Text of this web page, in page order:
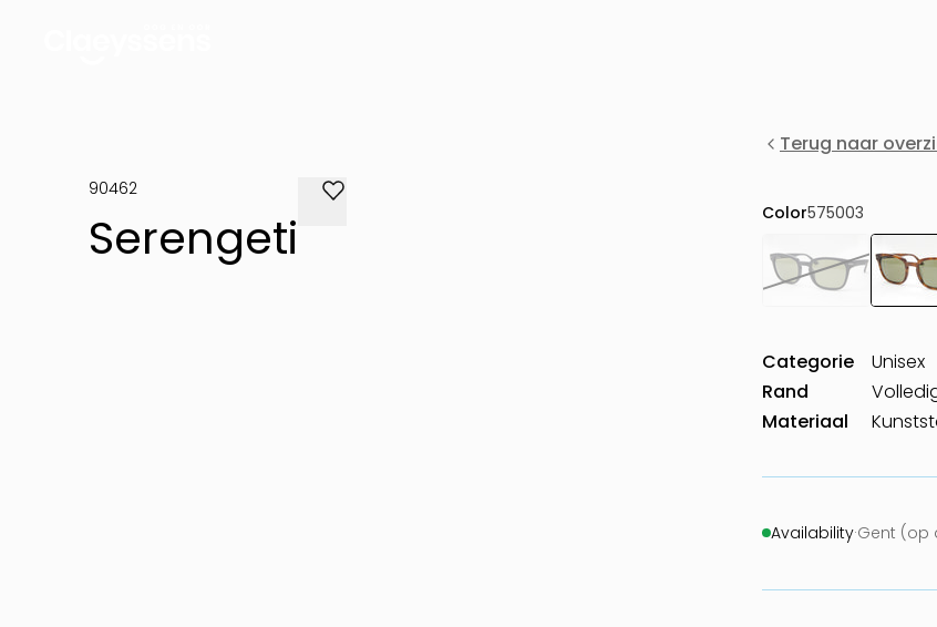
90462
Serengeti
Terug naar
Color575003
Categorie
Unisex
Rand
Materiaal
Availability·Gent (op